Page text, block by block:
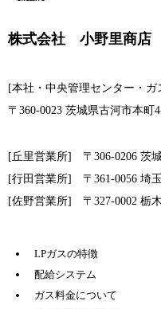
株式会社 小野里商店
[本社・中央管理センター・
〒360-0023 茨城県古河市本町
[丘里営業所] 〒306-0206 茨
[行田営業所] 〒361-0056 埼
[佐野営業所] 〒327-0002 栃
LPガスの特徴
配給システム
ガス料金について